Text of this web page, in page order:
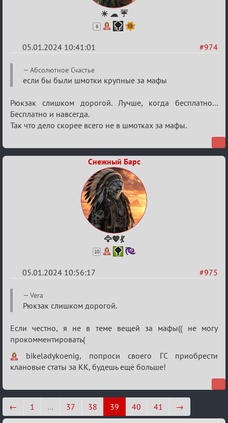
☀ ☁ ☔
6
#974
05.01.2024 10:41:01
Re:
Сумрак
Aбсолютное Счастье
если бы были шмотки крупные за мафы
Рюкзак слишком дорогой. Лучше, когда бесплатно...
Бесплатно и навсегда.
Так что дело скорее всего не в шмотках за мафы.
Снежный Барс
🦅💖💃
10
#975
05.01.2024 10:56:17
Re:
Сумрак
Vera
Рюкзак слишком дорогой.
Если честно, я не в теме вещей за мафы(( не могу
прокомментировать(
bikeladykoenig, попроси своего ГС приобрести
клановые статы за КК, будешь ещё больше!
← 1 … 37 38 39 40 41 →